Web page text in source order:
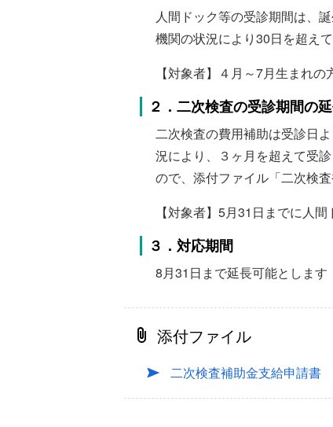
人間ドック等の受診期間は、
機関の状況により30日を超え
【対象者】４月～7月生まれの
２．二次検査の受診期間の
二次検査の費用補助は受診日
況により、３ヶ月を超えて受
ので、添付ファイル「二次検
【対象者】5月31日までに人
３．対応期間
8月31日まで延長可能とします
添付ファイル
二次検査補助金支給申請書